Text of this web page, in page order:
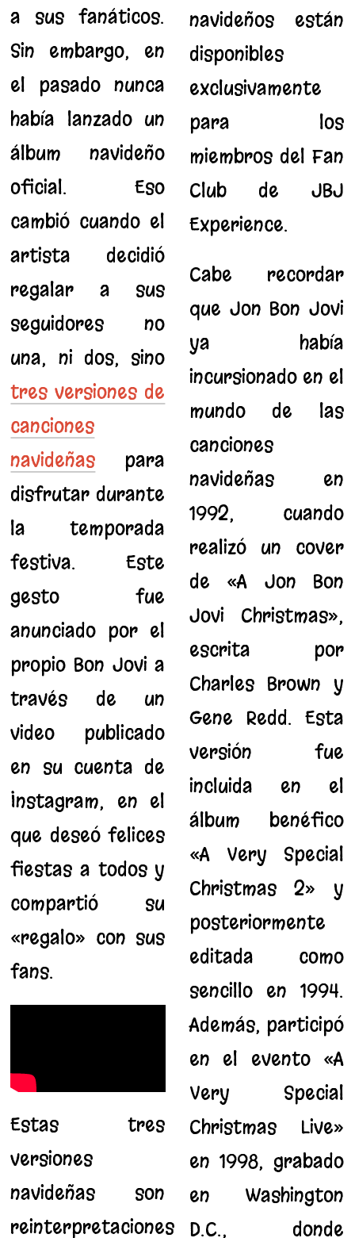
a sus fanáticos.
Sin embargo, en
el pasado nunca
había lanzado un
álbum navideño
oficial. Eso
cambió cuando el
artista decidió
regalar a sus
seguidores no
una, ni dos, sino
tres versiones de
canciones
navideñas para
disfrutar durante
la temporada
festiva. Este
gesto fue
anunciado por el
propio Bon Jovi a
través de un
video publicado
en su cuenta de
Instagram, en el
que deseó felices
fiestas a todos y
compartió su
«regalo» con sus
fans.
Estas tres
versiones
navideñas son
reinterpretaciones
navideños están
disponibles
exclusivamente
para los
miembros del Fan
Club de JBJ
Experience.
Cabe recordar
que Jon Bon Jovi
ya había
incursionado en el
mundo de las
canciones
navideñas en
1992, cuando
realizó un cover
de «A Jon Bon
Jovi Christmas»,
escrita por
Charles Brown y
Gene Redd. Esta
versión fue
incluida en el
álbum benéfico
«A Very Special
Christmas 2» y
posteriormente
editada como
sencillo en 1994.
Además, participó
en el evento «A
Very Special
Christmas Live»
en 1998, grabado
en Washington
D.C., donde